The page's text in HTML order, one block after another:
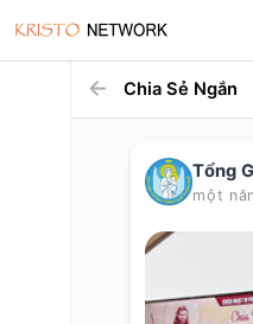
Chia Sẻ Ngắn
Tổng
một